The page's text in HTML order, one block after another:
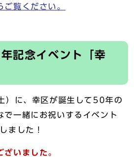
覧ください。
記念イベント「幸
）に、幸区が誕生して50年の
で一緒にお祝いするイベント
ました！
ざいました。